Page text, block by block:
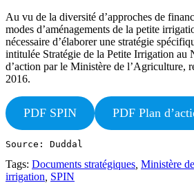
Au vu de la diversité d’approches de
modes d’aménagements de la petite
nécessaire d’élaborer une stratégie
intitulée Stratégie de la Petite Irrigation au
d’action par le Ministère de l’Agriculture,
2016.
PDF SPIN PDF Plan
Source: Duddal
Tags: Documents stratégiques Ministère
irrigation SPIN